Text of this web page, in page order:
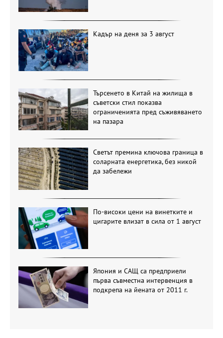
Кадър на деня за 3 август
Търсенето в Китай на жилища в
съветски стил показва
ограниченията пред съживяването
на пазара
Светът премина ключова граница в
соларната енергетика, без никой
да забележи
По-високи цени на винетките и
цигарите влизат в сила от 1 август
Япония и САЩ са предприели
първа съвместна интервенция в
подкрепа на йената от 2011 г.